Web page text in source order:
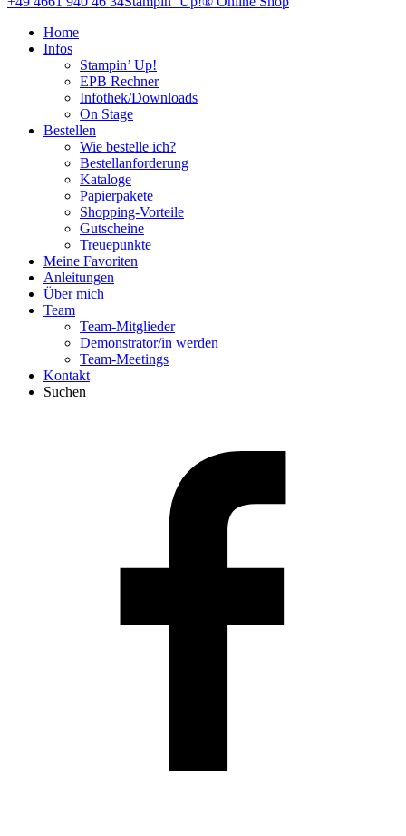
Home
Infos
Stampin’ Up!
EPB Rechner
Infothek/Downloads
On Stage
Bestellen
Wie bestelle ich?
Bestellanforderung
Kataloge
Papierpakete
Shopping-Vorteile
Gutscheine
Treuepunkte
Meine Favoriten
Anleitungen
Über mich
Team
Team-Mitglieder
Demonstrator/in werden
Team-Meetings
Kontakt
Suchen